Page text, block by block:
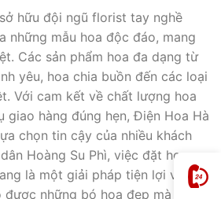
hữu đội ngũ florist tay nghề
những mẫu hoa độc đáo, mang
Các sản phẩm hoa đa dạng từ
yêu, hoa chia buồn đến các loại
Với cam kết về chất lượng hoa
giao hàng đúng hẹn, Điện Hoa Hà
chọn tin cậy của nhiều khách
Hoàng Su Phì, việc đặt hoa
là một giải pháp tiện lợi và
được những bó hoa đẹp mà